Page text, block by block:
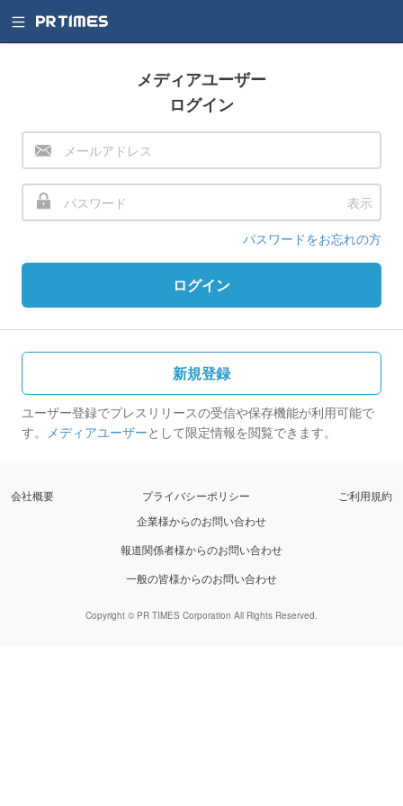
メディアユーザー
ログイン
表示
パスワードをお忘れの方
ログイン
新規登録
ユーザー登録でプレスリリースの受信や保存機能が利用可能で
す。 メディアユーザーとして限定情報を閲覧できます。
会社概要 プライバシーポリシー
ご利用規約
企業様からのお問い合わせ
報道関係者様からのお問い合わせ
一般の皆様からのお問い合わせ
Copyright © PR TIMES Corporation All Rights Reserved.